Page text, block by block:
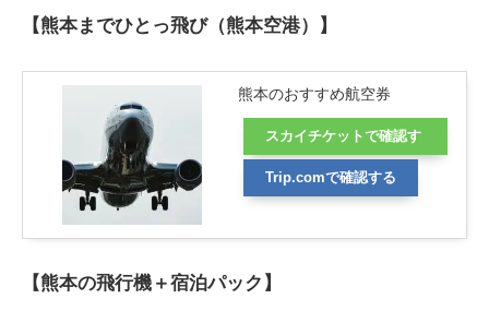
【熊本までひとっ飛び（熊本空港）】
熊本のおすすめ航空券
スカイチケットで確認す
る
Trip.comで確認する
【熊本の飛行機＋宿泊パック】